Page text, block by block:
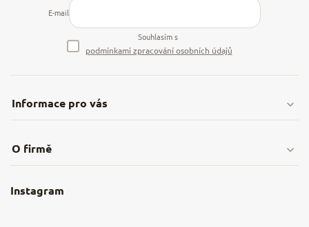
Informace pro vás
Obchodní podmínky
Nejčastější dotazy
E-mail
Souhlasím s
podmínkami zpracování osobních údajů
Instagram
O firmě